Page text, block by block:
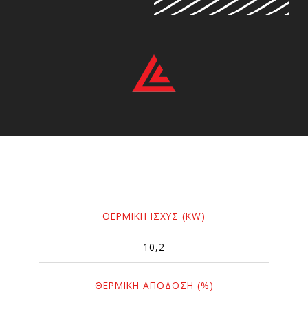
ΘΕΡΜΙΚΉ ΙΣΧΎΣ (KW)
10,2
ΘΕΡΜΙΚΉ ΑΠΌΔΟΣΗ (%)